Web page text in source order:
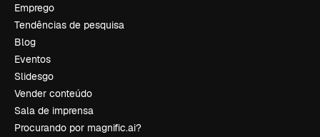
Emprego
Tendências de pesquisa
Blog
Eventos
Slidesgo
Vender conteúdo
Sala de imprensa
Procurando por magnific.ai?